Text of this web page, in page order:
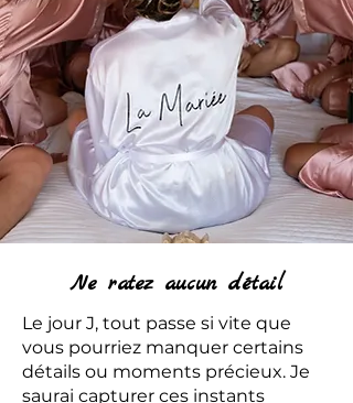
Ne ratez aucun détail
Le jour J, tout passe si vite que
vous pourriez manquer certains
détails ou moments précieux. Je
saurai capturer ces instants